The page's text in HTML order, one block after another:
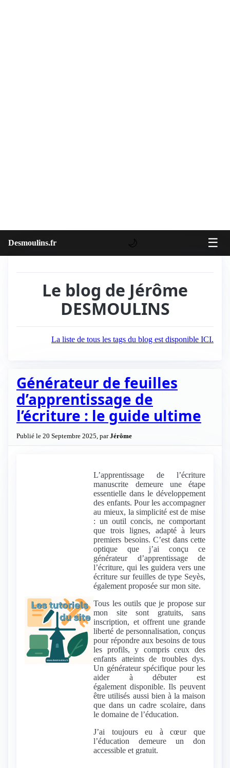
Desmoulins.fr 🌙 ☰
Le blog de Jérôme
DESMOULINS
La liste de tous les tags du blog est disponible ICI.
Générateur de feuilles
d’apprentissage de
l’écriture : le guide ultime
Publié le 20 Septembre 2025, parJérôme
L’apprentissage de l’écriture
manuscrite demeure une étape
essentielle dans le développement
des enfants. Pour les accompagner
au mieux, la simplicité est de mise
: un outil concis, ne comportant
que trois lignes, adapté à leurs
premiers besoins. C’est dans cette
optique que j’ai conçu ce
générateur d’apprentissage de
l’écriture, qui les guidera vers une
écriture sur feuilles de type Seyès,
également proposée sur mon site.
Tous les outils que je propose sur
mon site sont gratuits, sans
inscription, et offrent une grande
liberté de personnalisation, conçus
pour répondre aux besoins de tous
les profils, y compris ceux des
enfants atteints de troubles dys.
Un générateur spécifique pour les
aider à débuter est
également disponible. Ils peuvent
être utilisés aussi bien à la maison
que dans un cadre scolaire, dans
le domaine de l’éducation.
J’ai toujours eu à cœur que
l’éducation demeure un don
accessible et gratuit.